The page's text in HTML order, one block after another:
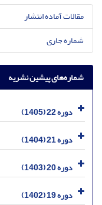
مقالات آماده انتشار
شماره جاری
شماره‌های پیشین نشریه
دوره 22 (1405)
دوره 21 (1404)
دوره 20 (1403)
دوره 19 (1402)